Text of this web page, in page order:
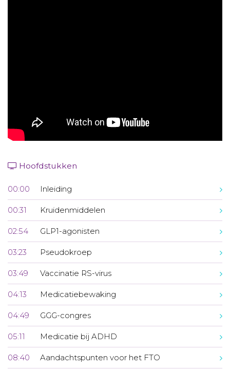
Hoofdstukken
00:00 Inleiding
00:31 Kruidenmiddelen
02:54 GLP1-agonisten
03:23 Pseudokroep
03:49 Vaccinatie RS-virus
04:13 Medicatiebewaking
04:49 GGG-congres
05:11 Medicatie bij ADHD
08:40 Aandachtspunten voor het FTO